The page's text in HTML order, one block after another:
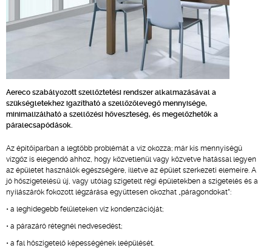
Aereco szabályozott szellőztetési rendszer alkalmazásával a
szükségletekhez igazítható a szellőzőlevegő mennyisége,
minimalizálható a szellőzési hőveszteség, és megelőzhetők a
páralecsapódások.
Az építőiparban a legtöbb problémát a víz okozza; már kis mennyiségű
vízgőz is elegendő ahhoz, hogy közvetlenül vagy közvetve hatással legyen
az épületet használók egészségére, illetve az épület szerkezeti elemeire. A
jó hőszigetelésű új, vagy utólag szigetelt régi épületekben a szigetelés és a
nyílászárók fokozott légzárása együttesen okozhat „páragondokat”:
• a leghidegebb felületeken víz kondenzációját;
• a párazáró rétegnél nedvesedést;
• a fal hőszigetelő képességének leépülését.